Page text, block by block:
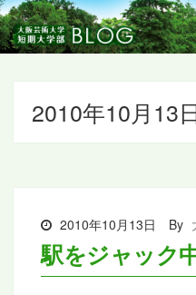
2010年10月13
2010年10月13日 By
駅をジャック中